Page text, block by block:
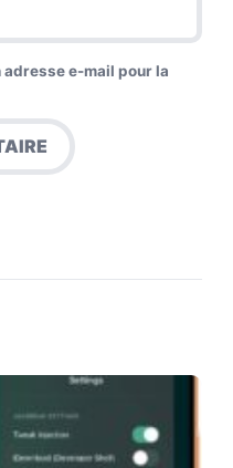
adresse e-mail pour la